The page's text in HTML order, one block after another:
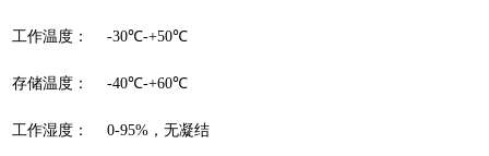
工作温度： -30℃-+50℃
存储温度： -40℃-+60℃
工作湿度： 0-95%，无凝结